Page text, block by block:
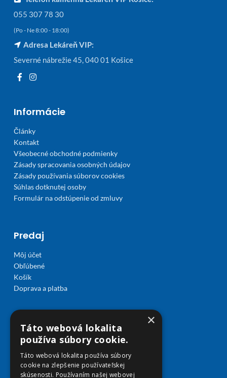
055 307 78 30
(Po - Ne 8:00 - 18:00)
Adresa Lekáreň VIP:
Severné nábrežie 45, 040 01 Košice
Informácie
Články
Kontakt
Všeobecné obchodné podmienky
Zásady spracovania osobných údajov
Zásady používania súborov cookies
Súhlas dotknutej osoby
Formulár na odstúpenie od zmluvy
Predaj
Môj účet
Obľúbené
Košík
Doprava a platba
×
Táto webová lokalita
používa súbory cookie.
Táto webová lokalita používa súbory
cookie na zlepšenie používateľskej
skúsenosti. Používaním našej webovej